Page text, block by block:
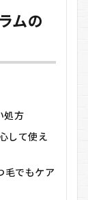
ムの
処方
して使え
毛でもケア